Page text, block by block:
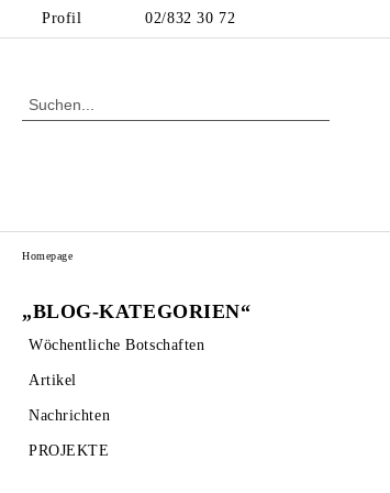
Profil 02/832 30 72
„BLOG-KATEGORIEN“
Wöchentliche Botschaften
Artikel
Nachrichten
PROJEKTE
Homepage